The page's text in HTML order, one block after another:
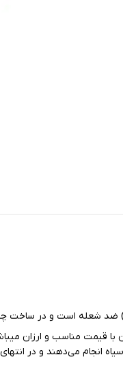
با قیمت مناسب و ارزان
سیاه انجام می‌دهند و در